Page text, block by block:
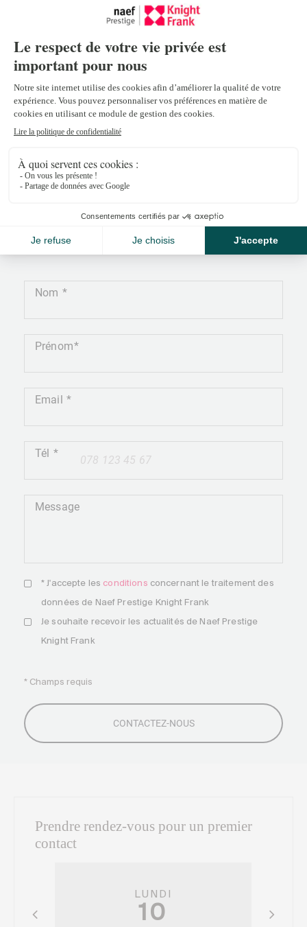
Mehdi Bennassar
mehdi.bennassar@npkf.ch
+41 22 839 39 38
Nom
Prénom
Email
+41
Tél
Message
* J'accepte les conditions concernant le traitement des
données de Naef Prestige Knight Frank
Je souhaite recevoir les actualités de Naef Prestige
Knight Frank
* Champs requis
Prendre rendez-vous pour un premier
contact
LUNDI
10